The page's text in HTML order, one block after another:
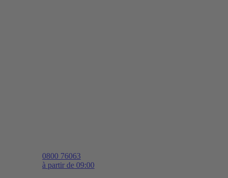
0800 76063
à partir de 09:00